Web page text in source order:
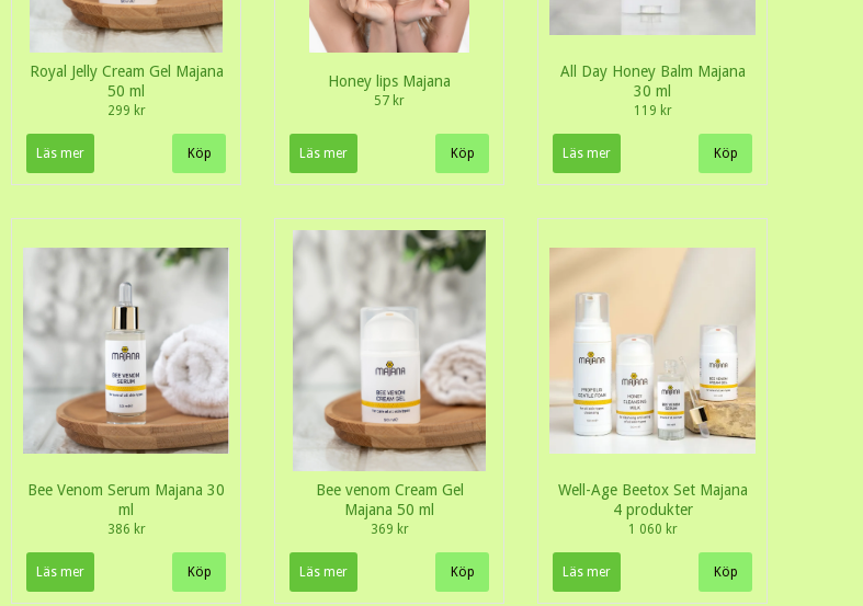
Royal Jelly Cream Gel Majana
50 ml
299 kr
Läs mer
Honey lips Majana
57 kr
Läs mer
All Day Honey Balm Majana
30 ml
119 kr
Läs mer
Bee Venom Serum Majana 30
ml
386 kr
Läs mer
Bee venom Cream Gel
Majana 50 ml
369 kr
Läs mer
Well-Age Beetox Set Majana
4 produkter
1 060 kr
Läs mer